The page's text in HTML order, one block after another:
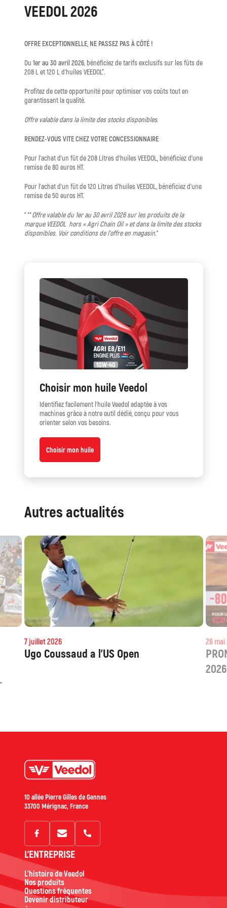
VEEDOL 2026
OFFRE EXCEPTIONNELLE, NE PASSEZ PAS À CÔTÉ !
Du 1er au 30 avril 2026, bénéficiez de tarifs exclusifs sur les fûts de
208 L et 120 L d’huiles VEEDOL*.
Profitez de cette opportunité pour optimiser vos coûts tout en
garantissant la qualité.
Offre valable dans la limite des stocks disponibles.
RENDEZ-VOUS VITE CHEZ VOTRE CONCESSIONNAIRE
Pour l’achat d’un fût de 208 Litres d’huiles VEEDOL, bénéficiez d’une
remise de 80 euros HT.
Pour l’achat d’un fût de 120 Litres d’huiles VEEDOL, bénéficiez d’une
remise de 50 euros HT.
** Offre valable du 1er au 30 avril 2026 sur les produits de la
marque VEEDOL hors « Agri Chain Oil » et dans la limite des stocks
disponibles. Voir conditions de l’offre en magasin.
Choisir mon huile Veedol
Identifiez facilement l’huile Veedol adaptée à vos
machines grâce à notre outil dédié, conçu pour vous
orienter selon vos besoins.
Choisir mon huile
Autres actualités
7 juillet 2026
Ugo Coussaud a l’US Open
10 allée Pierre Gilles de Gennes
33700 Mérignac, France
L'ENTREPRISE
L'histoire de Veedol
Nos produits
Questions fréquentes
Devenir distributeur